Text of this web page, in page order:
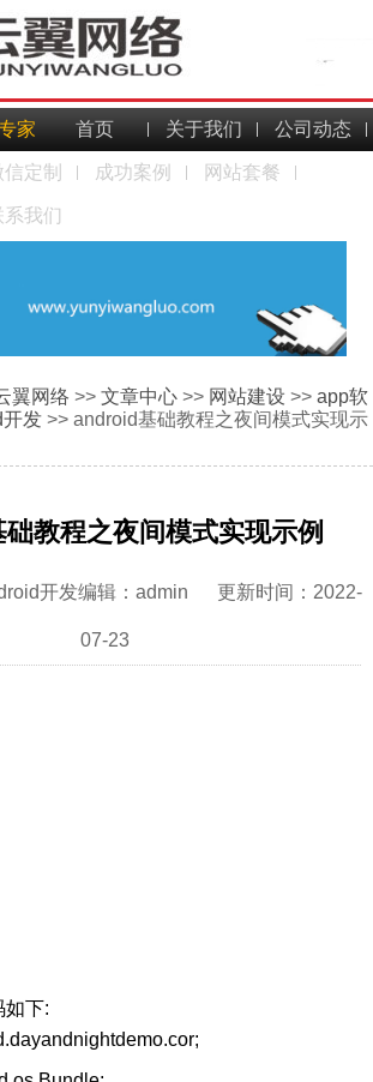
家 首页 关于我们 公司动态
信定制 成功案例 网站套餐
系我们
翼网络 >> 文章中心 >> 网站建设 >> app软
发 >> android基础教程之夜间模式实现示
教程之夜间模式实现示例
开发编辑：admin 更新时间：2022-
07-23
如下: